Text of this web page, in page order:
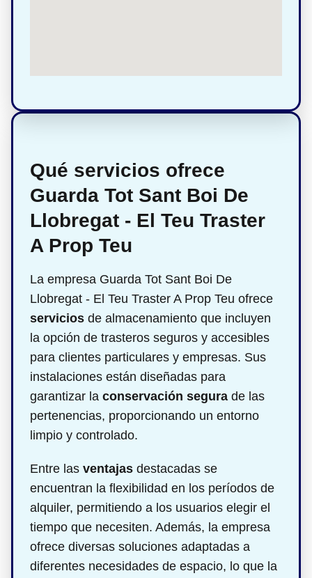
Qué servicios ofrece
Guarda Tot Sant Boi De
Llobregat - El Teu Traster
A Prop Teu
La empresa Guarda Tot Sant Boi De
Llobregat - El Teu Traster A Prop Teu ofrece
servicios de almacenamiento que incluyen
la opción de trasteros seguros y accesibles
para clientes particulares y empresas. Sus
instalaciones están diseñadas para
garantizar la conservación segura de las
pertenencias, proporcionando un entorno
limpio y controlado.
Entre las ventajas destacadas se
encuentran la flexibilidad en los períodos de
alquiler, permitiendo a los usuarios elegir el
tiempo que necesiten. Además, la empresa
ofrece diversas soluciones adaptadas a
diferentes necesidades de espacio, lo que la